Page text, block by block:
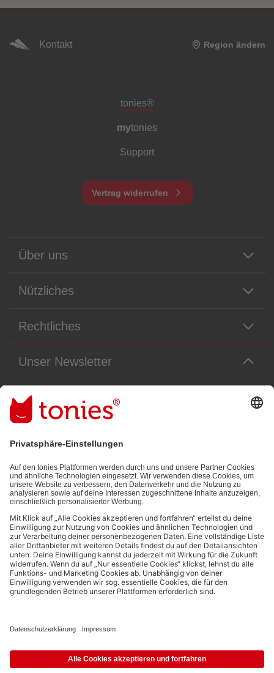
Kontakt Region ändern
Meta-Navigation Footer
tonies®
mytonies
Support
Vertrag widerrufen
Über uns
Nützliches
Rechtliches
Unser Newsletter
E-Mail-Addresse
Mit dem Absenden abonnierst du unseren E-Mail-Newsletter, der auf
und den von dir zu Werbezwecken bereitgestellten
Interaktionsinformationen (z.B. Abspielinformationen) basiert. Du
kannst den Newsletter jederzeit kostenlos abbestellen.
Datenschutzbestimmungen.
Bezahlmethoden:
© 2026 tonies GmbH